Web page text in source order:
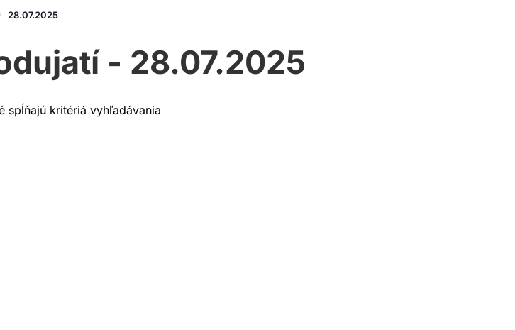
28.07.2025
- 28.07.2025
spĺňajú kritériá vyhľadávania